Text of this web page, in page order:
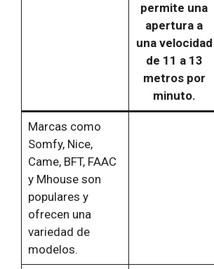
permite una
apertura a
una velocidad
de 11 a 13
metros por
minuto.
Marcas como
Somfy, Nice,
Came, BFT, FAAC
y Mhouse son
populares y
ofrecen una
variedad de
modelos.